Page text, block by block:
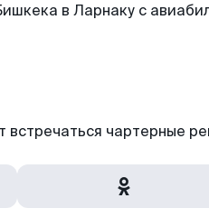
в Ларнаку с
встречаться чартерные